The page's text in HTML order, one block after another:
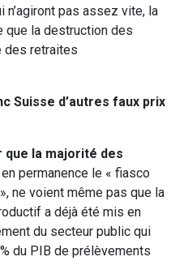
n’agiront pas assez vite, la
que la destruction des
des retraites
Suisse d’autres faux prix
la majorité des
permanence le « fiasco
ne voient même pas que la
a déjà été mis en
du secteur public qui
du PIB de prélèvements